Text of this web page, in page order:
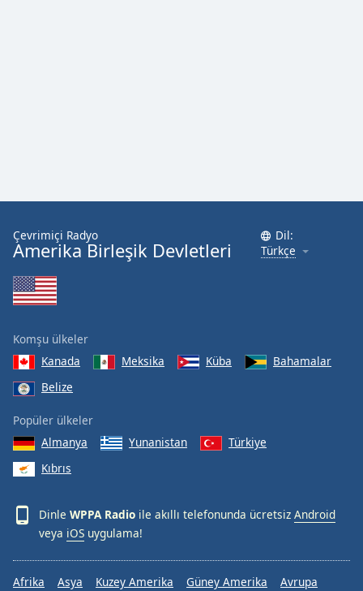
Font
Family
Reset
Close
Modal
Dialog
End
dialog
window.
Çevrimiçi Radyo
Amerika Birleşik Devletleri
Dil:
Türkçe
Komşu ülkeler
Kanada
Meksika Küba
Bahamalar
Belize
Popüler ülkeler
Almanya
Yunanistan
Türkiye
Kıbrıs
Dinle WPPA Radio ile akıllı telefonunda ücretsiz Android
veya iOS uygulama!
Afrika Asya Kuzey Amerika Güney Amerika Avrupa